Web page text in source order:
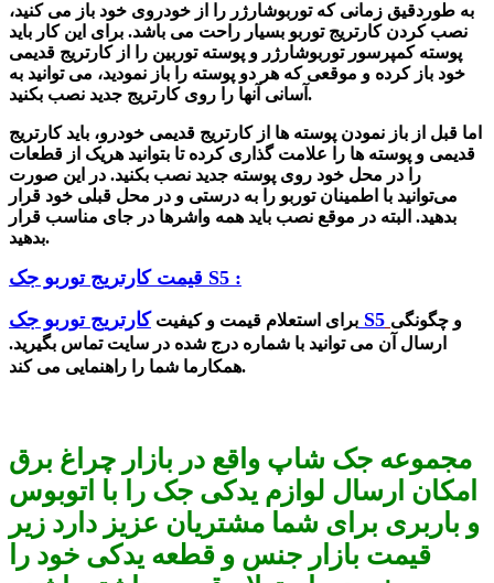
به طوردقیق زمانی که توربوشارژر را از خودروی خود باز می کنید،
نصب کردن کارتریج توربو بسیار راحت می باشد. برای این کار باید
پوسته کمپرسور توربوشارژر و پوسته توربین را از کارتریج قدیمی
خود باز کرده و موقعی که هر دو پوسته را باز نمودید، می توانید به
آسانی آنها را روی کارتریج جدید نصب بکنید.
اما قبل از باز نمودن پوسته ها از کارتریج قدیمی خودرو، باید کارتریج
قدیمی و پوسته ها را علامت گذاری کرده تا بتوانید هریک از قطعات
را در محل خود روی پوسته جدید نصب بکنید. در این صورت
می‌توانید با اطمینان توربو را به درستی و در محل قبلی خود قرار
بدهید. البته در موقع نصب باید همه واشرها در جای مناسب قرار
بدهید.
قیمت کارتریج توربو جک S5 :
برای استعلام قیمت و کیفیت کارتریج توربو جک S5 و چگونگی
ارسال آن می توانید با شماره درج شده در سایت تماس بگیرید.
همکارما شما را راهنمایی می کند.
مجموعه جک شاپ واقع در بازار چراغ برق
امکان ارسال لوازم یدکی جک را با اتوبوس
و باربری برای شما مشتریان عزیز دارد زیر
قیمت بازار جنس و قطعه یدکی خود را